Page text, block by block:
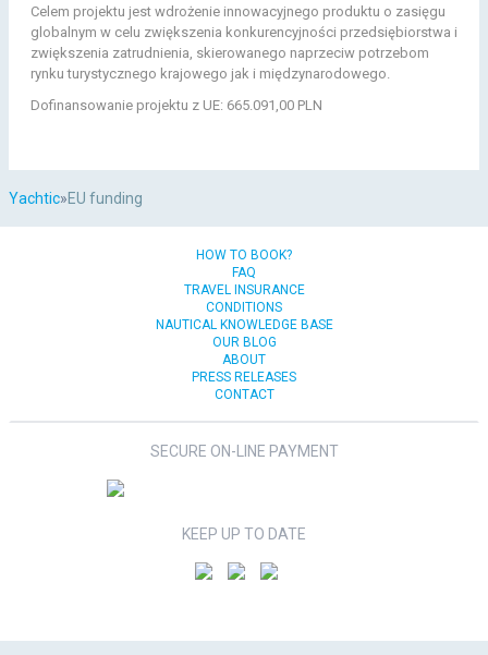
Celem projektu jest wdrożenie innowacyjnego produktu o zasięgu
globalnym w celu zwiększenia konkurencyjności przedsiębiorstwa i
zwiększenia zatrudnienia, skierowanego naprzeciw potrzebom
rynku turystycznego krajowego jak i międzynarodowego.
Dofinansowanie projektu z UE: 665.091,00 PLN
Yachtic»EU funding
HOW TO BOOK?
FAQ
TRAVEL INSURANCE
CONDITIONS
NAUTICAL KNOWLEDGE BASE
OUR BLOG
ABOUT
PRESS RELEASES
CONTACT
SECURE ON-LINE PAYMENT
KEEP UP TO DATE